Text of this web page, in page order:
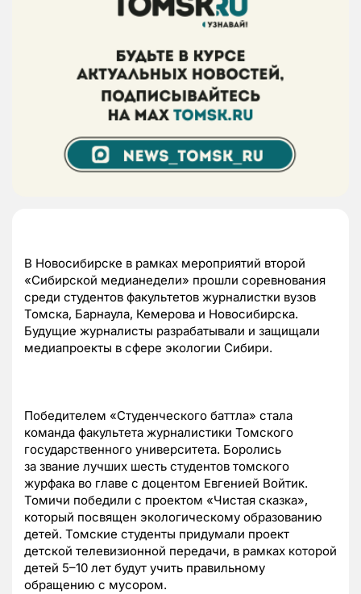
В Новосибирске в рамках мероприятий второй
«Сибирской медианедели» прошли соревнования
среди студентов факультетов журналистки вузов
Томска, Барнаула, Кемерова и Новосибирска.
Будущие журналисты разрабатывали и защищали
медиапроекты в сфере экологии Сибири.
Победителем «Студенческого баттла» стала
команда факультета журналистики Томского
государственного университета. Боролись
за звание лучших шесть студентов томского
журфака во главе с доцентом Евгенией Войтик.
Томичи победили с проектом «Чистая сказка»,
который посвящен экологическому образованию
детей. Томские студенты придумали проект
детской телевизионной передачи, в рамках которой
детей 5–10 лет будут учить правильному
обращению с мусором.